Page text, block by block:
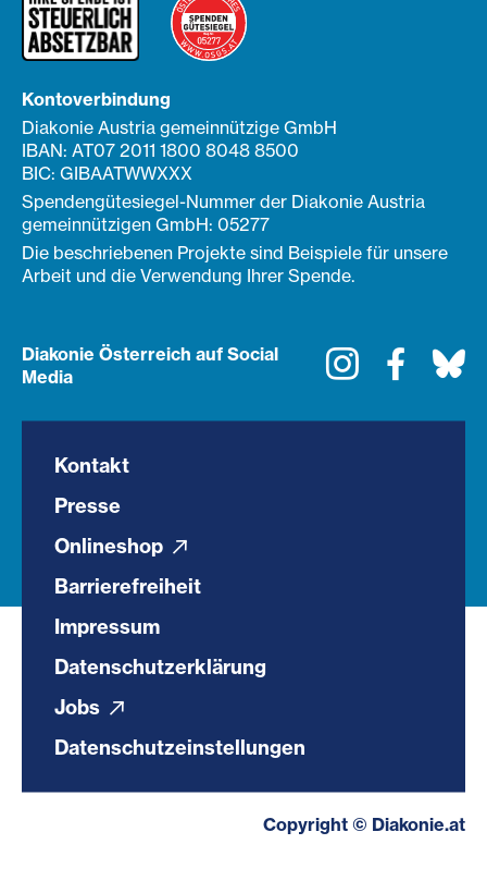
Kontoverbindung
Diakonie Austria gemeinnützige GmbH
IBAN: AT07 2011 1800 8048 8500
BIC: GIBAATWWXXX
Spendengütesiegel-Nummer der Diakonie Austria
gemeinnützigen GmbH: 05277
Die beschriebenen Projekte sind Beispiele für unsere
Arbeit und die Verwendung Ihrer Spende.
Diakonie Österreich auf Social
Media
Instagram
Kontakt
Presse
Onlineshop
Barrierefreiheit
Impressum
Datenschutzerklärung
Jobs
Datenschutzeinstellungen
Copyright © Diakonie.at